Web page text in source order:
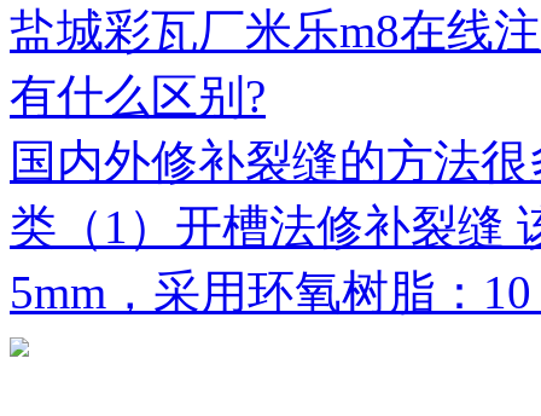
盐城彩瓦厂米乐m8在线
有什么区别?
国内外修补裂缝的方法
类（1）开槽法修补裂缝
5mm，采用环氧树脂：